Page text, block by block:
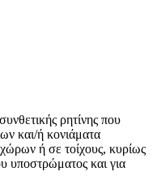
ρητίνης που
και/ή κονιάματα
ή σε τοίχους, κυρίως
υποστρώματος και για